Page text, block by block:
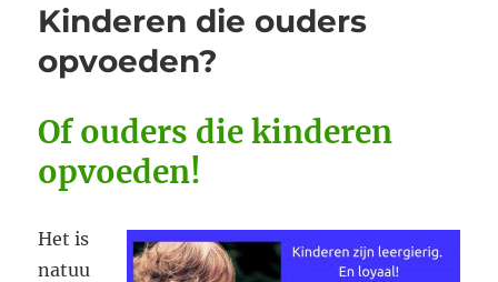
opvoeden?
Kinderen die ouders
opvoeden?
Of ouders die kinderen
opvoeden!
Het is
natuu